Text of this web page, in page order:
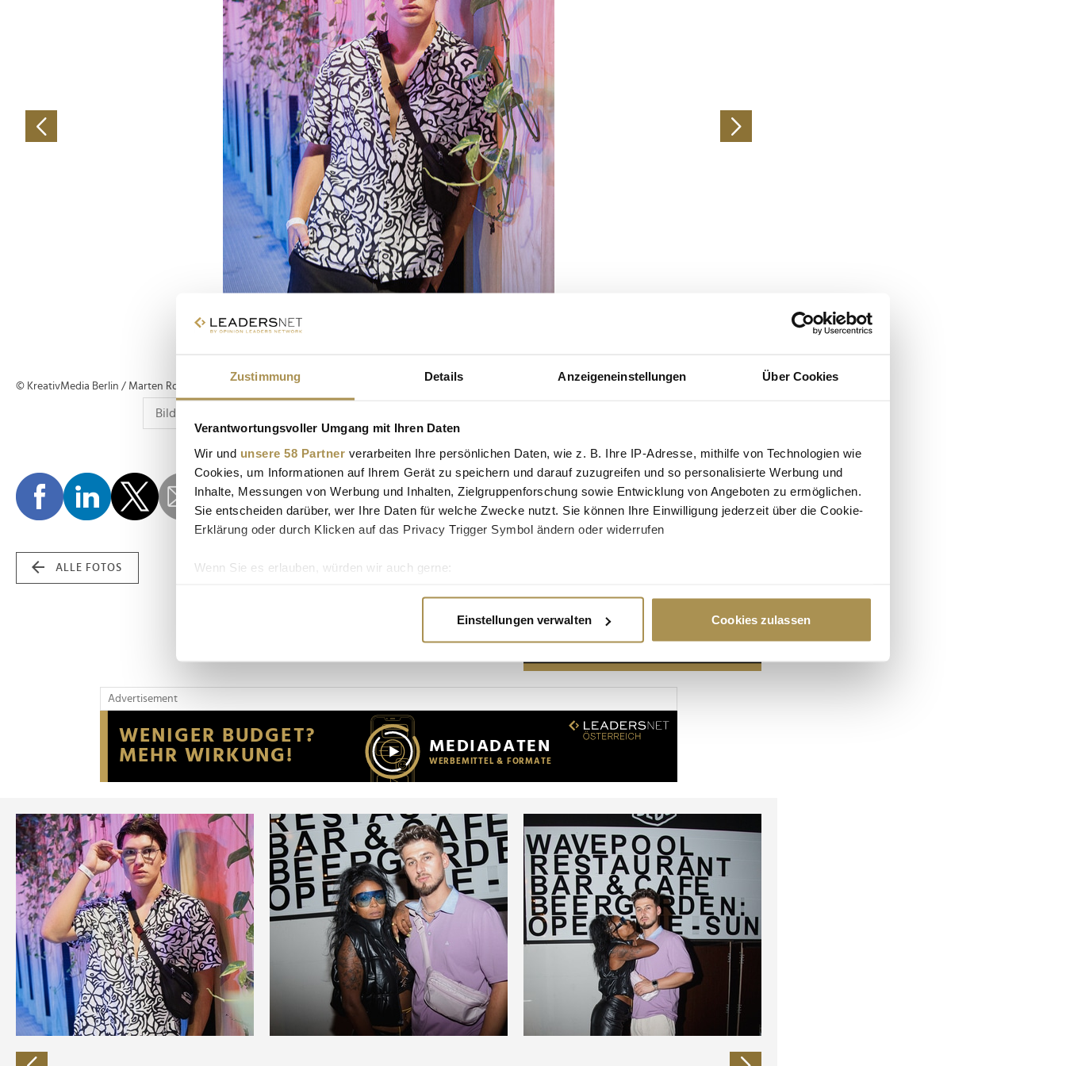
Zustimmung Details Anzeigeneinstellungen Über Cookies
Verantwortungsvoller Umgang mit Ihren Daten
Wir und unsere 58 Partner verarbeiten Ihre persönlichen Daten, wie z. B. Ihre IP-Adresse, mithilfe von Technologien wie
Cookies, um Informationen auf Ihrem Gerät zu speichern und darauf zuzugreifen und so personalisierte Werbung und
Inhalte, Messungen von Werbung und Inhalten, Zielgruppenforschung sowie Entwicklung von Angeboten zu ermöglichen.
Sie entscheiden darüber, wer Ihre Daten für welche Zwecke nutzt. Sie können Ihre Einwilligung jederzeit über die Cookie-
Erklärung oder durch Klicken auf das Privacy Trigger Symbol ändern oder widerrufen
Wenn Sie es erlauben, würden wir auch gerne:
Erfahren Sie mehr darüber, wie Ihre persönlichen Daten verarbeitet werden, und legen Sie Ihre Präferenzen im
Wir verwenden Cookies, um Inhalte und Anzeigen zu personalisieren, Funktionen für soziale Medien anbieten zu können
Website an unsere Partner für soziale Medien, Werbung und Analysen weiter. Unsere Partner führen diese Informationen
möglicherweise mit weiteren Daten zusammen, die Sie ihnen bereitgestellt haben oder die sie im Rahmen Ihrer Nutzung
der Dienste gesammelt haben.
Einstellungen verwalten Cookies zulassen
© KreativMedia Berlin / Marten Ronneburg
ALLE FOTOS
Advertisement
Advertisement